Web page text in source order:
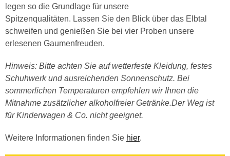
legen so die Grundlage für unsere
Spitzenqualitäten. Lassen Sie den Blick über das Elbtal
schweifen und genießen Sie bei vier Proben unsere
erlesenen Gaumenfreuden.
Hinweis: Bitte achten Sie auf wetterfeste Kleidung, festes
Schuhwerk und ausreichenden Sonnenschutz. Bei
sommerlichen Temperaturen empfehlen wir Ihnen die
Mitnahme zusätzlicher alkoholfreier Getränke.Der Weg ist
für Kinderwagen & Co. nicht geeignet.
Weitere Informationen finden Sie hier.